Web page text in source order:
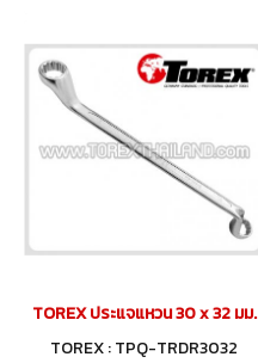
TOREX ประแจแหวน 30 x 32 มม.
TOREX : TPQ-TRDR3032